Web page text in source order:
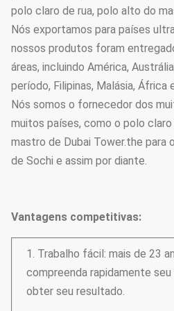
Camada do revestimento Força
Dureza
Opções de aço da altura
Tipo opções de polos de
iluminação da rua
Cônico,
polo claro de rua, polo alto do
Nós exportamos para países
nossos produtos foram
áreas, incluindo América,
período, Filipinas, Malásia, África
Nós somos o fornecedor dos
muitos países, como o polo
mastro de Dubai Tower.the para
de Sochi e assim por diante.
Vantagens competitivas:
1. Trabalho fácil: mais de 23
compreenda rapidamente
obter seu resultado.